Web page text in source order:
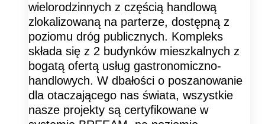
wielorodzinnych z częścią handlową
zlokalizowaną na parterze, dostępną z
poziomu dróg publicznych. Kompleks
składa się z 2 budynków mieszkalnych z
bogatą ofertą usług gastronomiczno-
handlowych. W dbałości o poszanowanie
dla otaczającego nas świata, wszystkie
nasze projekty są certyfikowane w